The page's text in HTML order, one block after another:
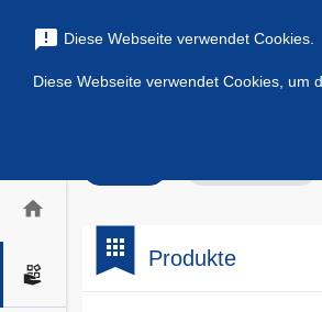
menu
home
bookmark
apps Produkte
announcement Diese Webseite verwendet Cookies.
Diese Webseite verwendet Cookies, um